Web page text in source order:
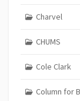
Charvel
CHUMS
Cole Clark
Column for